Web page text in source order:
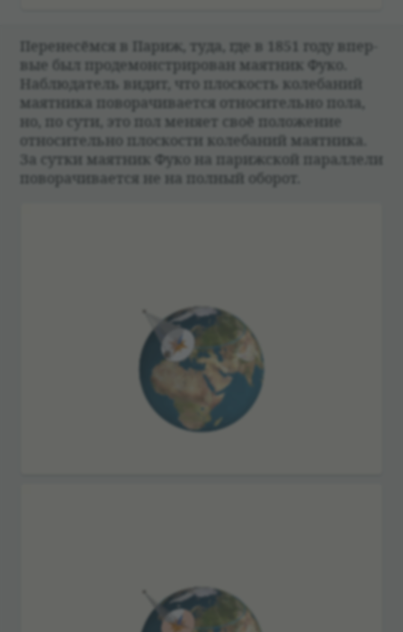
Пере­не­сёмся в Париж, туда, где в 1851 году впер­
вые был про­де­мон­стри­ро­ван маят­ник Фуко.
Наблю­да­тель видит, что плос­кость коле­ба­ний
маят­ника пово­ра­чи­ва­ется отно­си­тельно пола,
но, по сути, это пол меняет своё положе­ние
отно­си­тельно плос­ко­сти коле­ба­ний маят­ника.
За сутки маят­ник Фуко на париж­ской парал­лели
пово­ра­чи­ва­ется не на пол­ный обо­рот.